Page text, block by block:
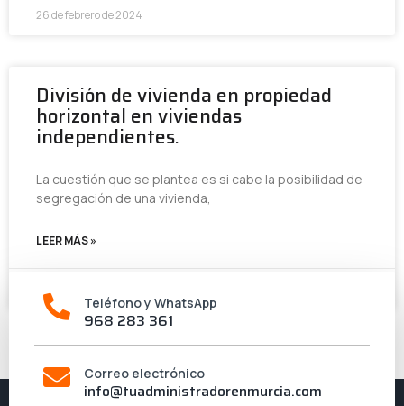
26 de febrero de 2024
División de vivienda en propiedad
horizontal en viviendas
independientes.
La cuestión que se plantea es si cabe la posibilidad de
segregación de una vivienda,
LEER MÁS »
8 de enero de 2018
1
Teléfono y WhatsApp
968 283 361
Correo electrónico
info@tuadministradorenmurcia.com